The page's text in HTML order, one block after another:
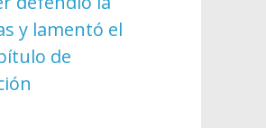
y lamentó el
de